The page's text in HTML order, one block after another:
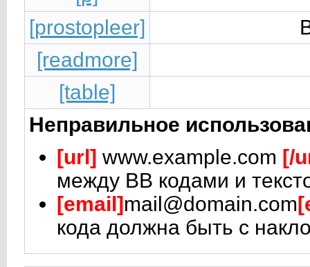
[prostopleer]
[readmore]
[table]
Неправильное
[url] www.example.com [/
между BB кодами и
[email] mail@domain.com
кода должна быть с